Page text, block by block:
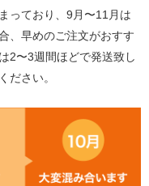
っており、9月〜11月は
、早めのご注文がおすす
2〜3週間ほどで発送致し
ださい。